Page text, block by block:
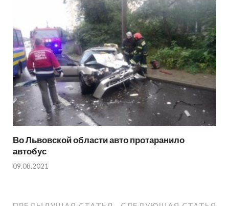
Во Львовской области авто протаранило
автобус
09.08.2021